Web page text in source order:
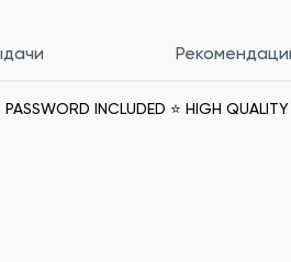
INCLUDED ⭐ HIGH